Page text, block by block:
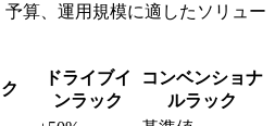
算、運用規模に適したソリュー
ドライブイ
ンラック
コンベンショナ
ルラック